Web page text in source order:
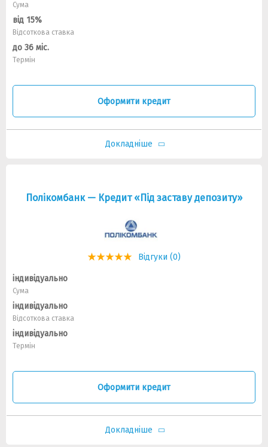
Сума
від 15%
Відсоткова ставка
до 36 міс.
Термін
Оформити кредит
Докладніше
Полікомбанк — Кредит «Під заставу депозиту»
Відгуки (0)
індивідуально
Сума
індивідуально
Відсоткова ставка
індивідуально
Термін
Оформити кредит
Докладніше